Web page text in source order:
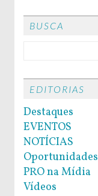
BUSCA
EDITORIAS
Destaques
EVENTOS
NOTÍCIAS
Oportunidades
PRO na Mídia
Vídeos